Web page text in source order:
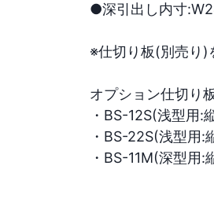
●深引出し内寸
※仕切り板(別売り)
オプション仕切り
・BS-12S(浅型用:
・BS-22S(浅型用:
・BS-11M(深型用: